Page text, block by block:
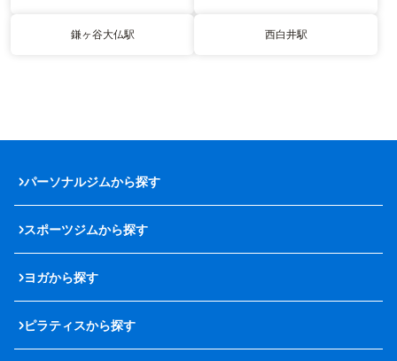
鎌ヶ谷大仏駅 西白井駅
パーソナルジムから探す
スポーツジムから探す
ヨガから探す
ピラティスから探す